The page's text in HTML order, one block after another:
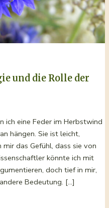
und die Rolle der
ich eine Feder im Herbstwind
hängen. Sie ist leicht,
das Gefühl, dass sie von
könnte ich mit
doch tief in mir,
Bedeutung. […]